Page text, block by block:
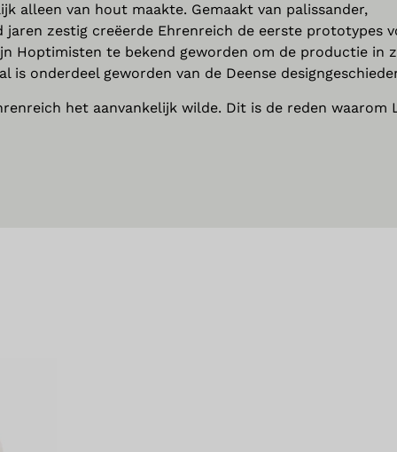
alleen van hout maakte. Gemaakt van palissander,
zestig creëerde Ehrenreich de eerste prototypes
Hoptimisten te bekend geworden om de productie in
onderdeel geworden van de Deense
het aanvankelijk wilde. Dit is de reden waarom